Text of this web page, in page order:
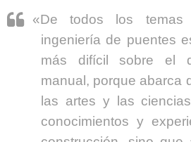
«De todos los temas
ingeniería de puentes
más difícil sobre el
manual, porque abarca
las artes y las
conocimientos y